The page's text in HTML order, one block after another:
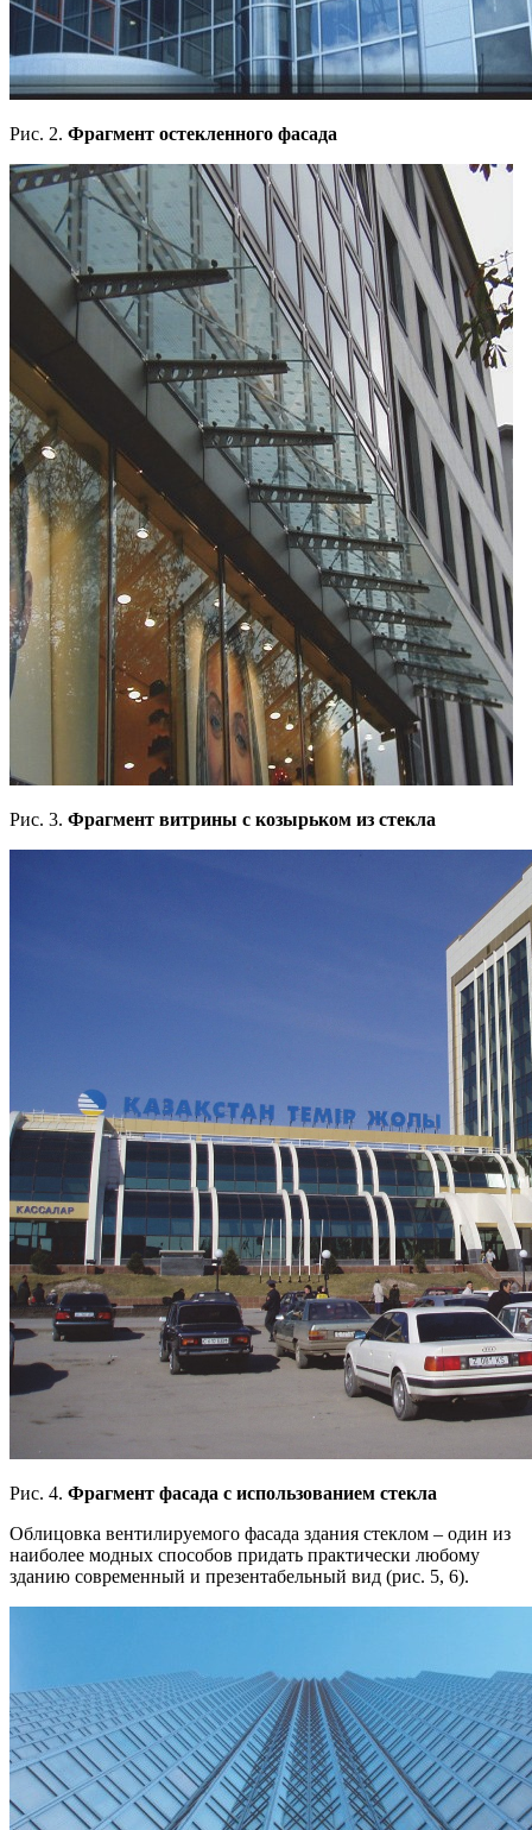
Рис. 2. Фрагмент остекленного фасада
Рис. 3. Фрагмент витрины с козырьком из стекла
Рис. 4. Фрагмент фасада с использованием стекла
Облицовка вентилируемого фасада здания стеклом – один из
наиболее модных способов придать практически любому
зданию современный и презентабельный вид (рис. 5, 6).